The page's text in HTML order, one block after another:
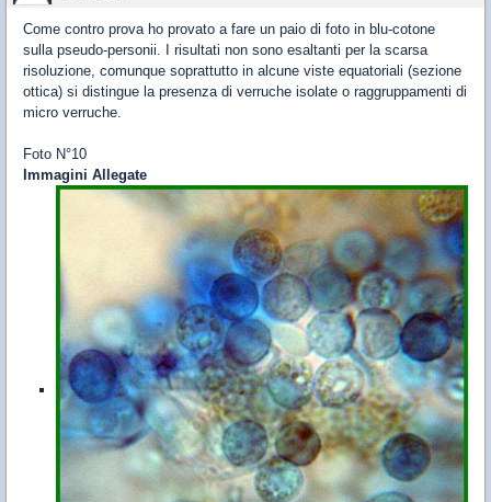
Come contro prova ho provato a fare un paio di foto in blu-cotone
sulla pseudo-personii. I risultati non sono esaltanti per la scarsa
risoluzione, comunque soprattutto in alcune viste equatoriali (sezione
ottica) si distingue la presenza di verruche isolate o raggruppamenti di
micro verruche.
Foto N°10
Immagini Allegate